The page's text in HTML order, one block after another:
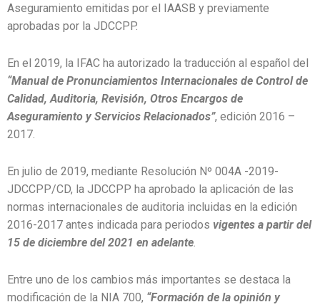
Aseguramiento emitidas por el IAASB y previamente
aprobadas por la JDCCPP.
En el 2019, la IFAC ha autorizado la traducción al español del
“Manual de Pronunciamientos Internacionales de Control de
Calidad, Auditoria, Revisión, Otros Encargos de
Aseguramiento y Servicios Relacionados”, edición 2016 –
2017.
En julio de 2019, mediante Resolución Nº 004A -2019-
JDCCPP/CD, la JDCCPP ha aprobado la aplicación de las
normas internacionales de auditoria incluidas en la edición
2016-2017 antes indicada para periodos vigentes a partir del
15 de diciembre del 2021 en adelante.
Entre uno de los cambios más importantes se destaca la
modificación de la NIA 700, “Formación de la opinión y